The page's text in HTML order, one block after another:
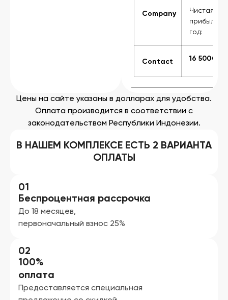
Company
Чистая
прибыль за
год:
Contact 16 500€
Цены на сайте указаны в долларах для удобства.
Оплата производится в соответствии с
законодательством Республики Индонезии.
В НАШЕМ КОМПЛЕКСЕ ЕСТЬ 2 ВАРИАНТА
ОПЛАТЫ
01
Беспроцентная рассрочка
До 18 месяцев,
первоначальный взнос 25%
02
100%
оплата
Предоставляется специальная